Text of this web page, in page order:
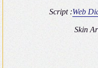
復刻版 itt-your-a! その
Brown_eyes Hobby
ＴＲＡＤ（トラッド）
Script :Web
Skin